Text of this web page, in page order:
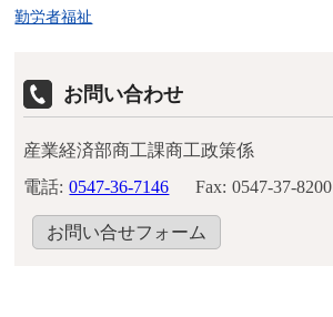
勤労者福祉
お問い合わせ
産業経済部商工課商工政策係
電話: 0547-36-7146 Fax: 0547-37-8200
お問い合せフォーム